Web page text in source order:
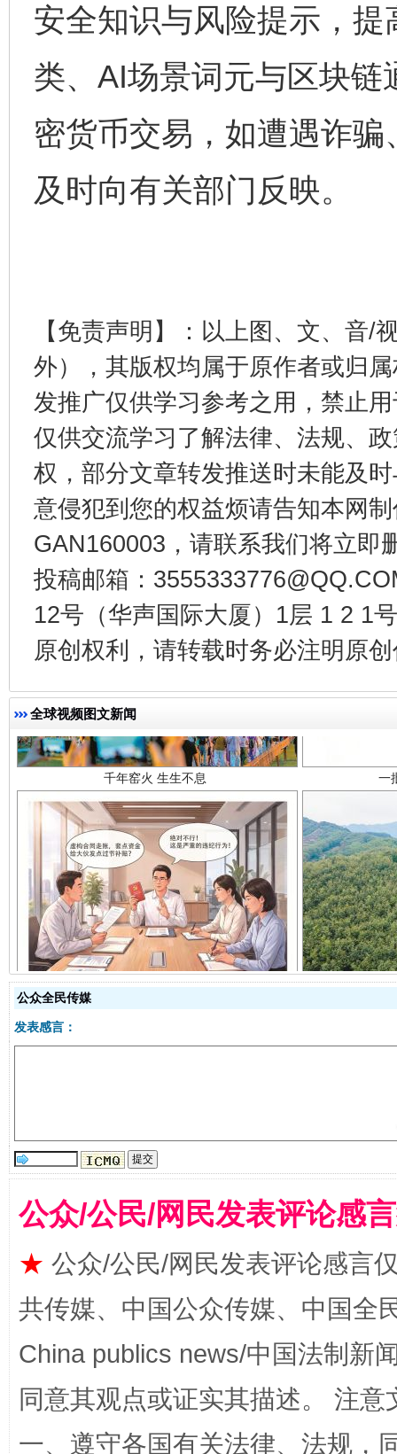
安全知识与风险提示，
类、AI场景词元与区块
密货币交易，如遭遇诈
及时向有关部门反映。
【免责声明】：以上图、文、音/
外），其版权均属于原作者或归
发推广仅供学习参考之用，禁止
仅供交流学习了解法律、法规、
权，部分文章转发推送时未能及
意侵犯到您的权益烦请告知本网
GAN160003，请联系我们将立即
投稿邮箱：
12号（华声国际大厦）1层 1 2 1
原创权利，请转载时务必注明原
全球视频图文新闻
完善运行机制助力责任有效落实
东山县通报“牛蛙产品抗生素超标问题” 法
千年窑火 生生不息 一
揭开“小金库”的免责幌子
全民健身五年计划来了！等你上场
公众全民传媒
发表感言：
公众/公民/网民发表评论感
★ 公众/公民/网民发表评论感言
共传媒、中国公众传媒、中国全
China publics news/中国法制新
同意其观点或证实其描述。 注
一、遵守各国有关法律、法规，